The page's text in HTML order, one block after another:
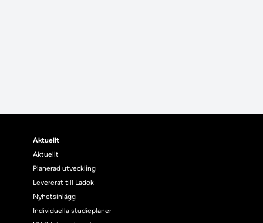
Aktuellt
Aktuellt
Planerad utveckling
Levererat till Ladok
Nyhetsinlägg
Individuella studieplaner